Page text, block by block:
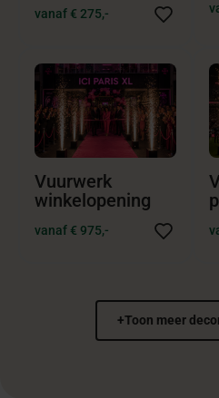
vanaf € 275,-
Vuurwerk
winkelopening
vanaf € 975,-
+Toon meer